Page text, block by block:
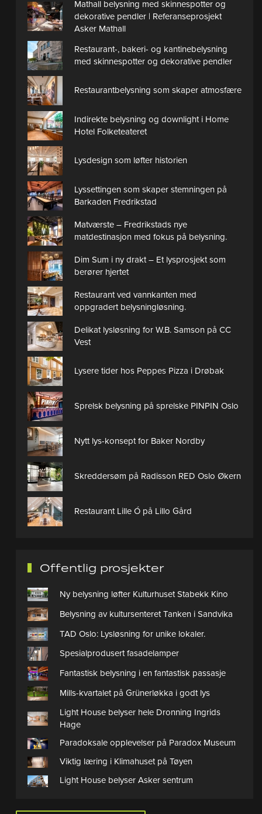
Mathall belysning med skinnespotter og
dekorative pendler | Referanseprosjekt
Asker Mathall
Restaurant-, bakeri- og kantinebelysning
med skinnespotter og dekorative pendler
Restaurantbelysning som skaper atmosfære
Indirekte belysning og downlight i Home
Hotel Folketeateret
Lysdesign som løfter historien
Lyssettingen som skaper stemningen på
Barkaden Fredrikstad
Matværste – Fredrikstads nye
matdestinasjon med fokus på belysning.
Dim Sum i ny drakt – Et lysprosjekt som
berører hjertet
Restaurant ved vannkanten med
oppgradert belysningløsning.
Delikat lysløsning for W.B. Samson på CC
Vest
Lysere tider hos Peppes Pizza i Drøbak
Sprelsk belysning på sprelske PINPIN Oslo
Nytt lys-konsept for Baker Nordby
Skreddersøm på Radisson RED Oslo Økern
Restaurant Lille Ó på Lillo Gård
Offentlig prosjekter
Ny belysning løfter Kulturhuset Stabekk Kino
Belysning av kultursenteret Tanken i Sandvika
TAD Oslo: Lysløsning for unike lokaler.
Spesialprodusert fasadelamper
Fantastisk belysning i en fantastisk passasje
Mills-kvartalet på Grünerløkka i godt lys
Light House belyser hele Dronning Ingrids
Hage
Paradoksale opplevelser på Paradox Museum
Viktig læring i Klimahuset på Tøyen
Light House belyser Asker sentrum